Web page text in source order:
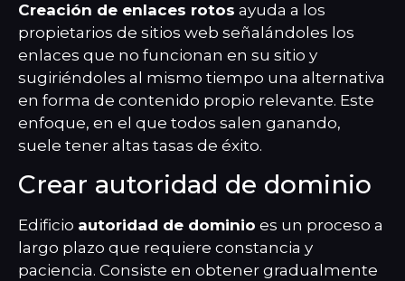
Creación de enlaces rotos ayuda a los
propietarios de sitios web señalándoles los
enlaces que no funcionan en su sitio y
sugiriéndoles al mismo tiempo una alternativa
en forma de contenido propio relevante. Este
enfoque, en el que todos salen ganando,
suele tener altas tasas de éxito.
Crear autoridad de dominio
Edificio autoridad de dominio es un proceso a
largo plazo que requiere constancia y
paciencia. Consiste en obtener gradualmente